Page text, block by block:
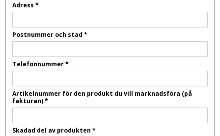
Adress *
Postnummer och stad *
Telefonnummer*
Artikelnummer för den produkt du vill marknadsföra (på
fakturan)*
Skadad del av produkten *